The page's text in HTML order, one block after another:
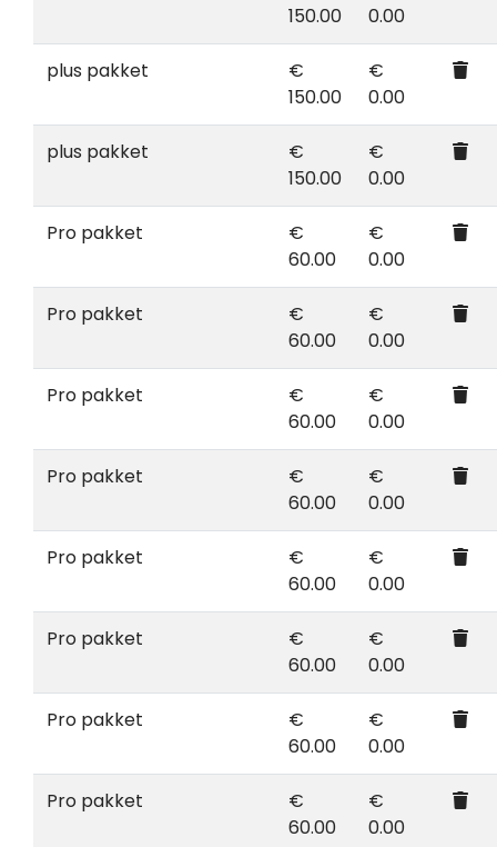
150.00
0.00
plus pakket
€
150.00
€
0.00
plus pakket
€
150.00
€
0.00
Pro pakket
€
60.00
€
0.00
Pro pakket
€
60.00
€
0.00
Pro pakket
€
60.00
€
0.00
Pro pakket
€
60.00
€
0.00
Pro pakket
€
60.00
€
0.00
Pro pakket
€
60.00
€
0.00
Pro pakket
€
60.00
€
0.00
Pro pakket
€
60.00
€
0.00